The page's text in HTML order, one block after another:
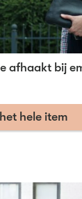
afhaakt bij
hele item